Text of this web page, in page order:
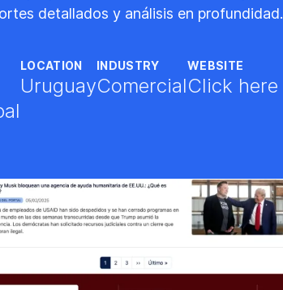
detallados y análisis en profundidad.
LOCATION
Uruguay
INDUSTRY
Comercial
WEBSITE
Click here